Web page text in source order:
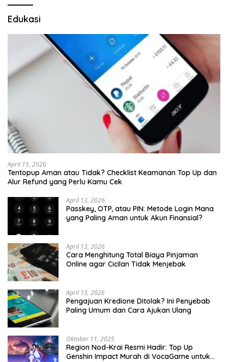
Edukasi
April 15, 2026
Tentopup Aman atau Tidak? Checklist Keamanan Top Up dan
Alur Refund yang Perlu Kamu Cek
April 13, 2026
Passkey, OTP, atau PIN: Metode Login Mana
yang Paling Aman untuk Akun Finansial?
April 13, 2026
Cara Menghitung Total Biaya Pinjaman
Online agar Cicilan Tidak Menjebak
April 13, 2026
Pengajuan Kredione Ditolak? Ini Penyebab
Paling Umum dan Cara Ajukan Ulang
Oktober 11, 2025
Region Nod-Krai Resmi Hadir: Top Up
Genshin Impact Murah di VocaGame untuk